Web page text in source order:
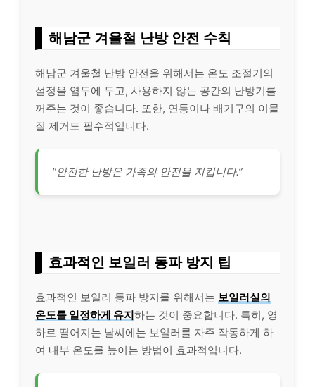
해남군 겨울철 난방 안전 수칙
해남군 겨울철 난방 안전을 위해서는 온도 조절기의
설정을 염두에 두고, 사용하지 않는 공간의 난방기를
꺼주는 것이 좋습니다. 또한, 연통이나 배기구의 이물
질 제거도 필수적입니다.
“안전한 난방은 가족의 안전을 지킵니다.”
효과적인 보일러 동파 방지 팁
효과적인 보일러 동파 방지를 위해서는 보일러실의
온도를 일정하게 유지하는 것이 중요합니다. 특히, 영
하로 떨어지는 날씨에는 보일러를 자주 작동하게 하
여 내부 온도를 높이는 방법이 효과적입니다.